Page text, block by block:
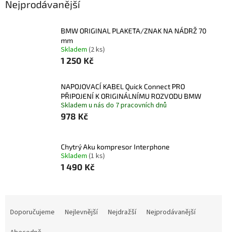
Nejprodávanější
BMW ORIGINAL PLAKETA/ZNAK NA NÁDRŽ 70
mm
Skladem (2 ks)
1 250 Kč
NAPOJOVACÍ KABEL Quick Connect PRO
PŘIPOJENÍ K ORIGINÁLNÍMU ROZVODU BMW
Skladem u nás do 7 pracovních dnů
978 Kč
Chytrý Aku kompresor Interphone
Skladem (1 ks)
1 490 Kč
Doporučujeme Nejlevnější Nejdražší
Nejprodávanější